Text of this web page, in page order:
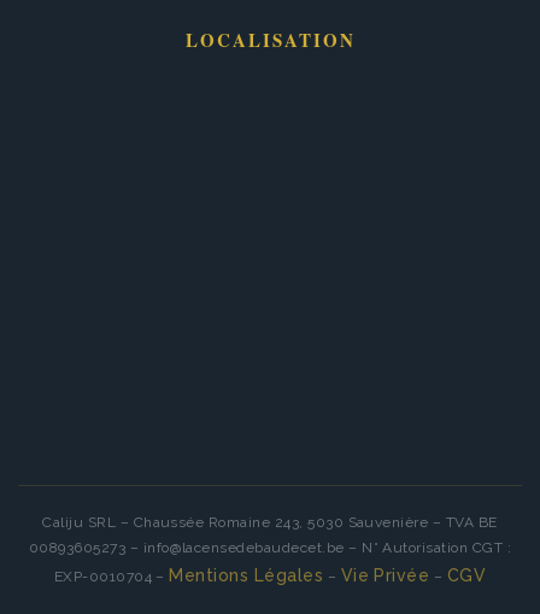
LOCALISATION
Caliju SRL – Chaussée Romaine 243, 5030 Sauvenière – TVA BE
00893605273 – info@lacensedebaudecet.be – N° Autorisation CGT :
EXP-0010704 – Mentions Légales – Vie Privée – CGV